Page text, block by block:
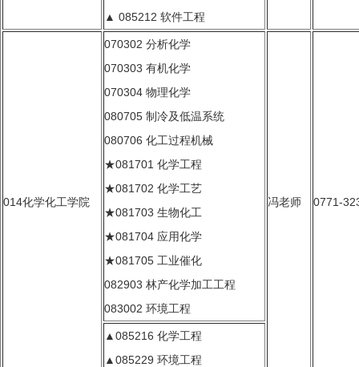
▲ 085212 软件工程
014化学化工学院
070302 分析化学
070303 有机化学
070304 物理化学
080705 制冷及低温系统
080706 化工过程机械
★081701 化学工程
★081702 化学工艺
★081703 生物化工
★081704 应用化学
★081705 工业催化
082903 林产化学加工工程
083002 环境工程
冯老师 0771-
▲085216 化学工程
▲085229 环境工程